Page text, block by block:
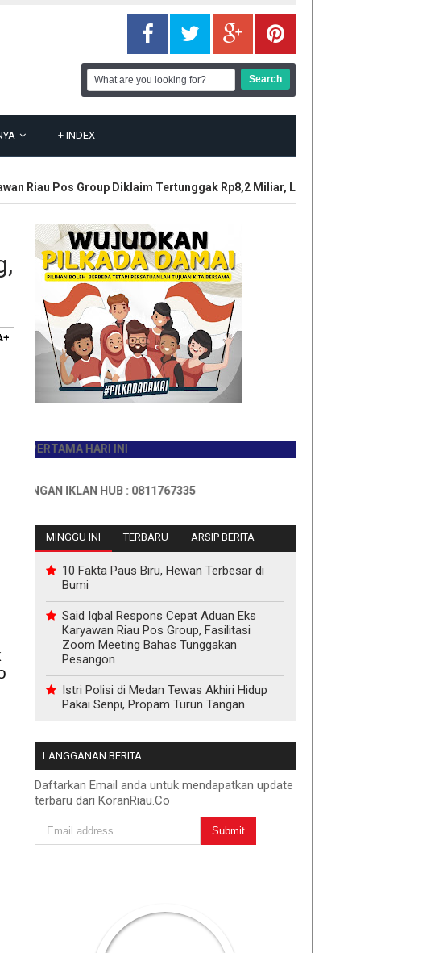
+ INDEX
Riau Pos Group Diklaim Tertunggak Rp8,2 Miliar, LBH Tuah Negeri Layangkan
HARI INI
IKLAN HUB : 0811767335
MINGGU INI TERBARU ARSIP BERITA
10 Fakta Paus Biru, Hewan Terbesar di
Bumi
Said Iqbal Respons Cepat Aduan Eks
Karyawan Riau Pos Group, Fasilitasi
Zoom Meeting Bahas Tunggakan
Pesangon
Istri Polisi di Medan Tewas Akhiri Hidup
Pakai Senpi, Propam Turun Tangan
LANGGANAN BERITA
Daftarkan Email anda untuk mendapatkan update
terbaru dari KoranRiau.Co